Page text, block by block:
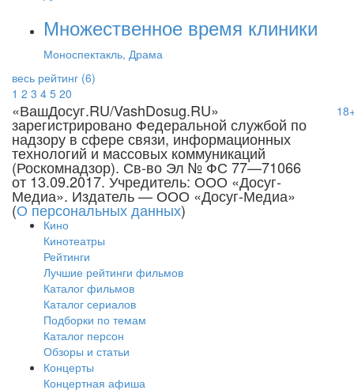
Множественное время клиники
Моноспектакль, Драма
весь рейтинг (6)
1 2 3 4 5 20
«ВашДосуг.RU/VashDosug.RU»
зарегистрировано Федеральной службой по
надзору в сфере связи, информационных
технологий и массовых коммуникаций
(Роскомнадзор). Св-во Эл № ФС 77—71066
от 13.09.2017. Учредитель: ООО «Досуг-
Медиа». Издатель — ООО «Досуг-Медиа»
(О персональных данных)
Кино
Кинотеатры
Рейтинги
Лучшие рейтинги фильмов
Каталог фильмов
Каталог сериалов
Подборки по темам
Каталог персон
Обзоры и статьи
Концерты
Концертная афиша